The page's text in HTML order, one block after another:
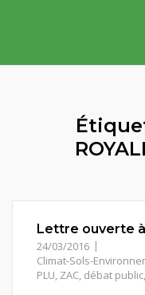
Lettre ouverte
24/03/2016
Climat-Sols-
PLU, ZAC, débat public,